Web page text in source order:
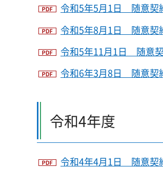
令和5年5月1日 随意契
令和5年8月1日 随意契
令和5年11月1日 随意
令和6年3月8日 随意契
令和4年度
令和4年4月1日 随意契